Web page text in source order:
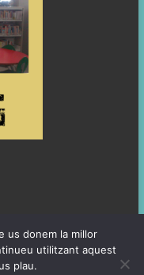
Theme by
us donem la millor
utilitzant aquest
plau.